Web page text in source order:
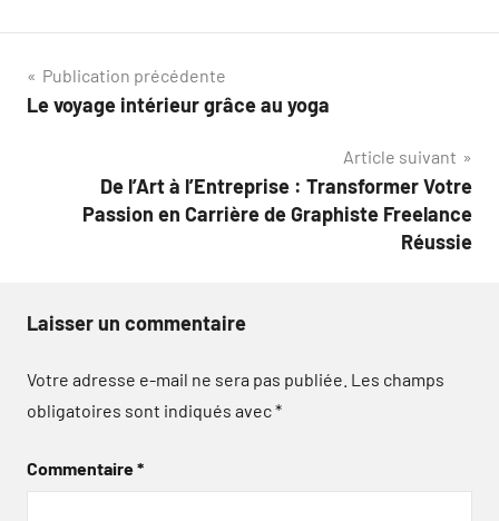
Navigation
de
Publication précédente
Le voyage intérieur grâce au yoga
Article suivant
De l’Art à l’Entreprise : Transformer Votre
Passion en Carrière de Graphiste Freelance
Réussie
Laisser un commentaire
Votre adresse e-mail ne sera pas publiée. Les champs
obligatoires sont indiqués avec*
Commentaire*